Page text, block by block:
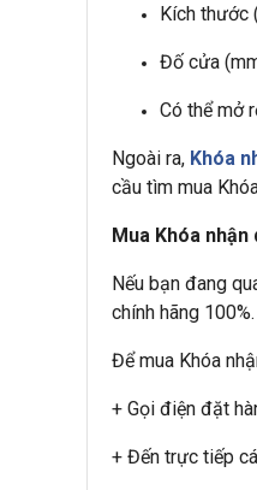
Kích thước
Đố cửa
Có thể mở
Ngoài ra, Khóa
cầu tìm mua
Mua Khóa
Nếu bạn đang
chính hãng 100%.
Để mua Khóa
+ Gọi điện đặt
+ Đến trực tiếp